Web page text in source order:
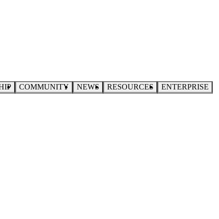
COMMUNITY NEWS RESOURCES ENTERPRISE